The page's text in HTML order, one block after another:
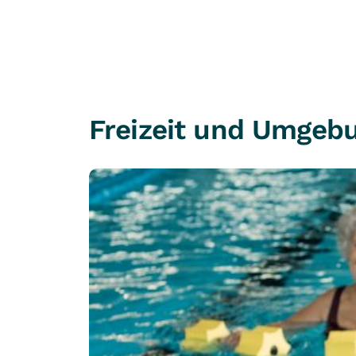
Freizeit und